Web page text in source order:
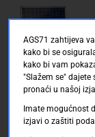
Plutajuća
AGS71 zahtijeva
kako bi se
kako bi vam
"Slažem se"
pronaći u našoj
Imate mogućnost
izjavi o zaštiti